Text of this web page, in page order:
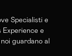
Specialisti e
Experience e
guardano al